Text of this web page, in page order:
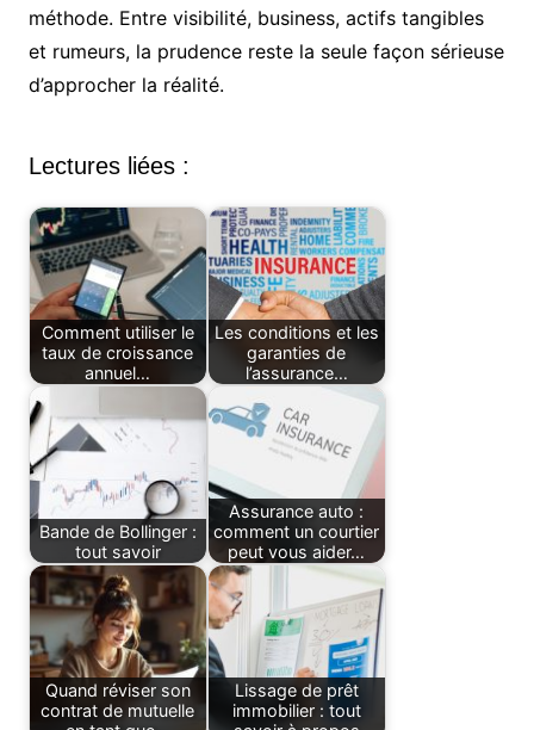
méthode. Entre visibilité, business, actifs tangibles
et rumeurs, la prudence reste la seule façon sérieuse
d’approcher la réalité.
Lectures liées :
Comment utiliser le
taux de croissance
annuel…
Les conditions et les
garanties de
l’assurance…
Bande de Bollinger :
tout savoir
Assurance auto :
comment un courtier
peut vous aider…
Quand réviser son
contrat de mutuelle
Lissage de prêt
immobilier : tout